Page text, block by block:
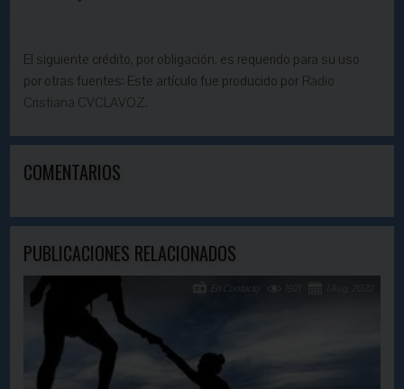
El siguiente crédito, por obligación, es requerido para su uso
por otras fuentes: Este artículo fue producido por Radio
Cristiana CVCLAVOZ.
COMENTARIOS
PUBLICACIONES RELACIONADOS
1 Aug, 2022
En Contacto